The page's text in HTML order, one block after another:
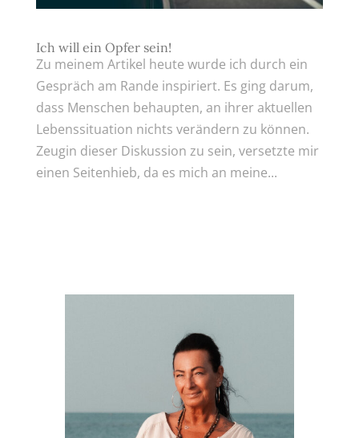
Ich will ein Opfer sein!
Zu meinem Artikel heute wurde ich durch ein
Gespräch am Rande inspiriert. Es ging darum,
dass Menschen behaupten, an ihrer aktuellen
Lebenssituation nichts verändern zu können.
Zeugin dieser Diskussion zu sein, versetzte mir
einen Seitenhieb, da es mich an meine...